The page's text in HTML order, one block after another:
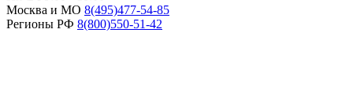
Москва и МО 8(495)477-54-85
Регионы РФ 8(800)550-51-42